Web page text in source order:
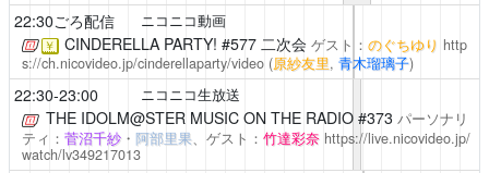
22:30ごろ配信 ニコニコ動画
￥ CINDERELLA PARTY! #577 二次会 ゲスト： のぐちゆり http
s://ch.nicovideo.jp/cinderellaparty/video (原紗友里, 青木瑠璃子)
22:30-23:00 ニコニコ生放送
THE IDOLM@STER MUSIC ON THE RADIO#373 パーソナリ
ティ： 菅沼千紗・ 阿部里果、ゲスト： 竹達彩奈 https://live.nicovideo.jp/
watch/lv349217013